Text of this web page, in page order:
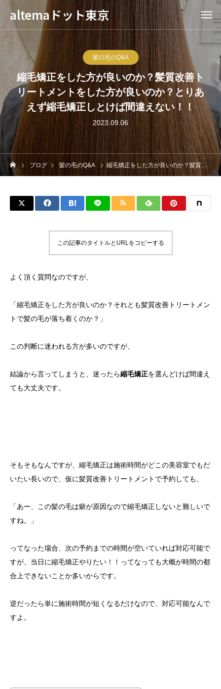
altemaドット東京
髪の毛のQ&A
縮毛矯正をした方が良いのか？髪質改善ト
リートメントをした方が良いのか？とりあ
えず縮毛矯正しとけば間違えない！！
2023.09.06
ブログ 髪の毛のQ&A 縮毛矯正をした方が良いのか？髪質改善トリートメントをした方が良いのか？とりあえず縮毛矯正しとけば間違えない！！
この記事のタイトルとURLをコピーする
よく頂く質問なのですが、
「縮毛矯正をした方が良いのか？それとも髪質改善トリートメン
トで髪の毛が落ち着くのか？」
この判断に迷われる方が多いのですが、
結論から言ってしまうと、迷ったら縮毛矯正を選んどけば間違え
ても大丈夫です。
そもそもなんですが、縮毛矯正は施術時間がどこの美容室でもだ
いたい長いので、仮に髪質改善トリートメントで予約しても、
「あー、この髪の毛は癖が原因なので縮毛矯正しないと難しいで
すね。」
ってなった場合、次の予約までの時間が空いていれば対応可能で
すが、当日に縮毛矯正やりたい！！ってなっても大概が時間の都
合上できないことか多いからです。
逆だったら単に施術時間が短くなるだけなので、対応可能なんで
すよ。